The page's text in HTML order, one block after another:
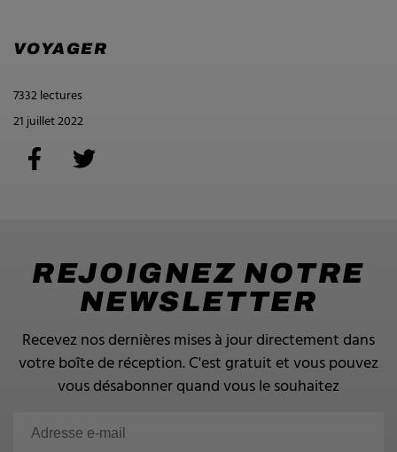
VOYAGER
7332 lectures
21 juillet 2022
REJOIGNEZ NOTRE
NEWSLETTER
Recevez nos dernières mises à jour directement dans
votre boîte de réception.C'est gratuit et vous pouvez
vous désabonner quand vous le souhaitez